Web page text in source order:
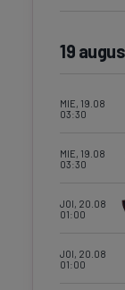
19
MIE, 19.08
03:30
MIE, 19.08
03:30
JOI, 20.08
01:00
JOI, 20.08
01:00